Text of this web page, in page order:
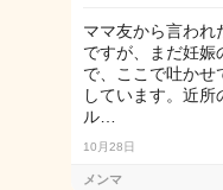
ママ友から言われ
ですが、まだ妊娠
で、ここで吐かせ
しています。近
ル…
10月28日
メンマ